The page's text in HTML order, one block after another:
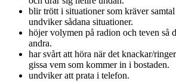
blir trött i situationer som kräver
undviker sådana situationer.
höjer volymen på radion och teven så
andra.
har svårt att höra när det knackar/
gissa vem som kommer in i bostaden.
undviker att prata i telefon.